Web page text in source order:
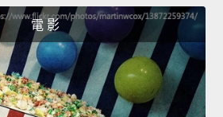
電 影